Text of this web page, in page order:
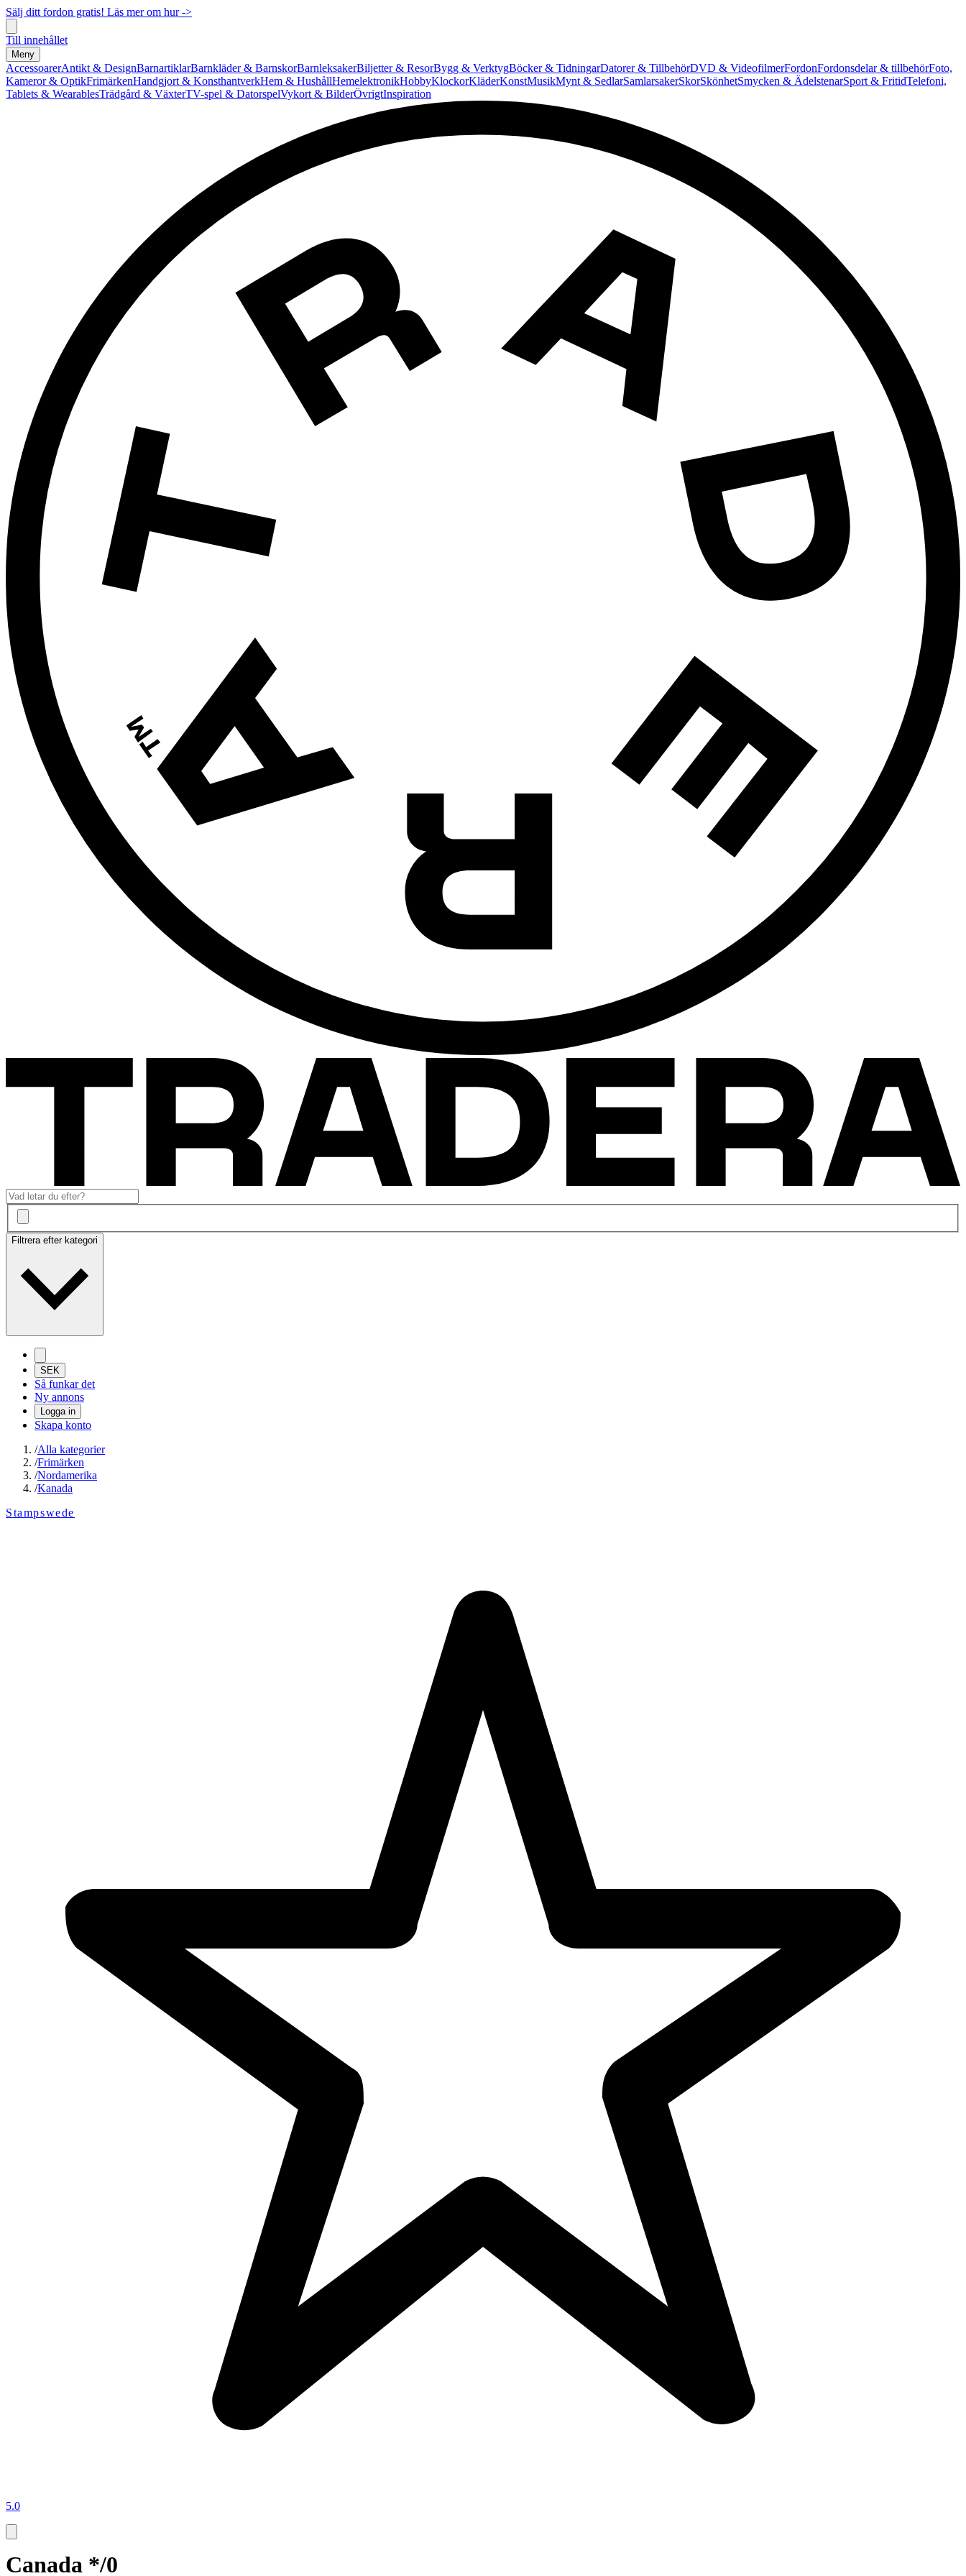
Sälj ditt fordon gratis! Läs mer om hur ->
Till innehållet
Meny
AccessoarerAntikt & DesignBarnartiklarBarnkläder & BarnskorBarnleksakerBiljetter & ResorBygg & VerktygBöcker & TidningarDatorer & TillbehörDVD & VideofilmerFordonFordonsdelar & tillbehörFoto,
Kameror & OptikFrimärkenHandgjort & KonsthantverkHem & HushållHemelektronikHobbyKlockorKläderKonstMusikMynt & SedlarSamlarsakerSkorSkönhetSmycken & ÄdelstenarSport & FritidTelefoni,
Tablets & WearablesTrädgård & VäxterTV-spel & DatorspelVykort & BilderÖvrigtInspiration
Filtrera efter kategori
SEK
Så funkar det
Ny annons
Logga in
Skapa konto
/Alla kategorier
/Frimärken
/Nordamerika
/Kanada
Stampswede
5.0
Canada */0